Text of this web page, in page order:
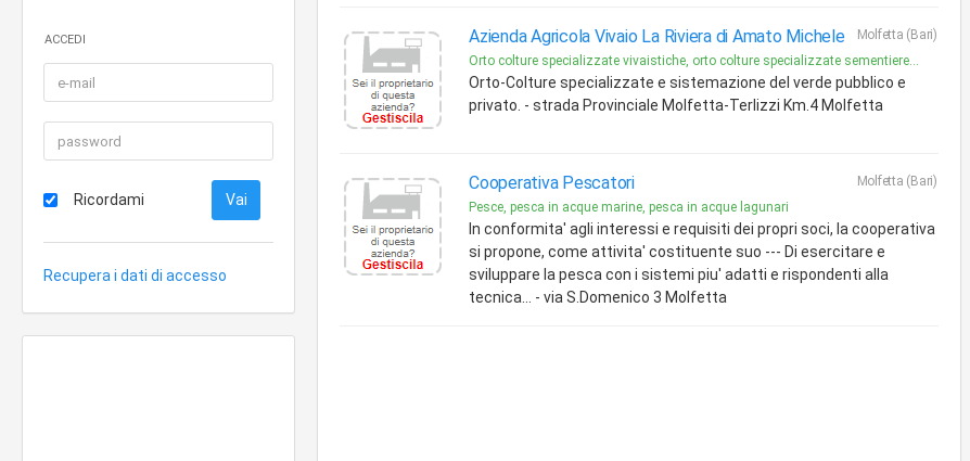
ACCEDI
Ricordami
Recupera i dati di accesso
Azienda Agricola Vivaio La Riviera di Amato Michele
Molfetta (Bari)
Orto colture specializzate vivaistiche, orto colture specializzate sementiere...
Orto-Colture specializzate e sistemazione del verde pubblico e
privato. - strada Provinciale Molfetta-Terlizzi Km.4 Molfetta
Cooperativa Pescatori
Molfetta (Bari)
Pesce, pesca in acque marine, pesca in acque lagunari
In conformita' agli interessi e requisiti dei propri soci, la cooperativa
si propone, come attivita' costituente suo --- Di esercitare e
sviluppare la pesca con i sistemi piu' adatti e rispondenti alla
tecnica... - via S.Domenico 3 Molfetta